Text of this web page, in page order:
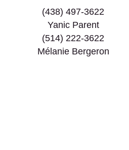
(438) 497-3622
Yanic Parent
(514) 222-3622
Mélanie Bergeron